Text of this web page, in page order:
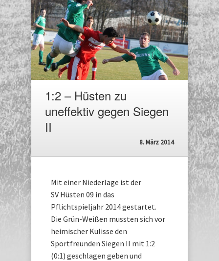
1:2 – Hüsten zu
uneffektiv gegen Siegen
II
8. März 2014
Mit einer Niederlage ist der
SV Hüsten 09 in das
Pflichtspieljahr 2014 gestartet.
Die Grün-Weißen mussten sich vor
heimischer Kulisse den
Sportfreunden Siegen II mit 1:2
(0:1) geschlagen geben und